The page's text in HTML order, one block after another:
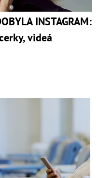
INSTAGRAM:
videá